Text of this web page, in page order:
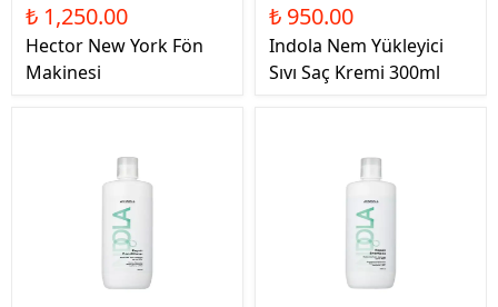
₺ 1,250.00
Hector New York Fön
Makinesi
₺ 950.00
Indola Nem Yükleyici
Sıvı Saç Kremi 300ml